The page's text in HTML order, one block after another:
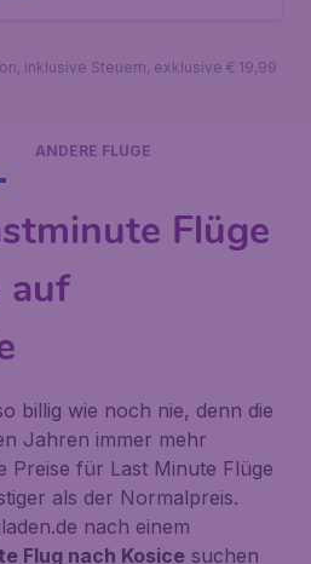
inklusive Steuern, exklusive € 19,99
ANDERE FLÜGE
Flüge
auf
billig wie noch nie, denn die
Jahren immer mehr
Preise für Last Minute Flüge
als der Normalpreis.
nach einem
Flug nach Kosice suchen